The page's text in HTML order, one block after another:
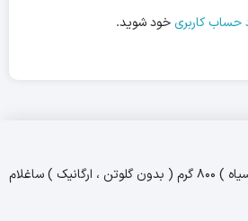
حساب کاربریخود شوید.
باکویت ( گندم سیاه ) ۸۰۰ گرم ( بدون گلوتن ، ارگانیک ) ساغلام